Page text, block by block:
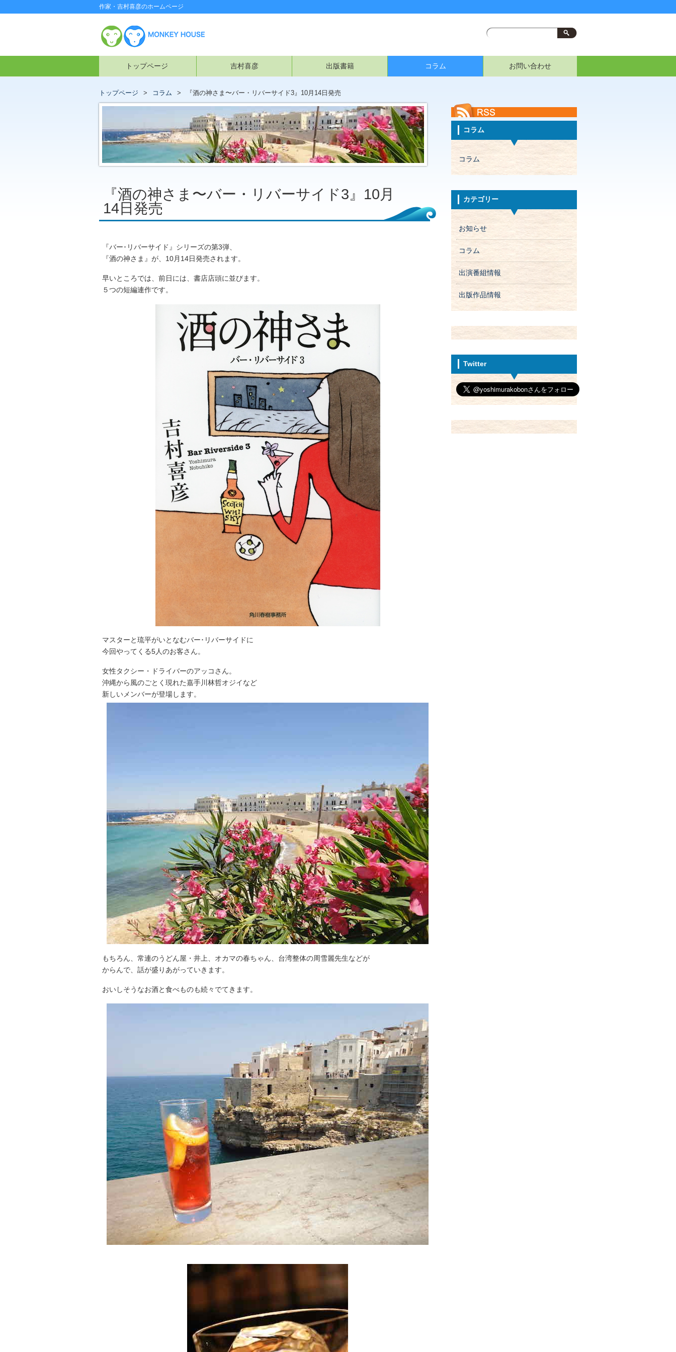
作家・吉村喜彦のホームページ
トップページ 吉村喜彦 出版書籍 コラム お問い合わせ
トップページ コラム 『酒の神さま〜バー・リバーサイド3』10月14日発売
『酒の神さま〜バー・リバーサイド3』10月
14日発売
『バー･リバーサイド』シリーズの第3弾、
『酒の神さま』が、10月14日発売されます。
早いところでは、前日には、書店店頭に並びます。
５つの短編連作です。
マスターと琉平がいとなむバー･リバーサイドに
今回やってくる5人のお客さん。
女性タクシー・ドライバーのアッコさん。
沖縄から風のごとく現れた嘉手川林哲オジイなど
新しいメンバーが登場します。
もちろん、常連のうどん屋・井上、オカマの春ちゃん、台湾整体の周雪麗先生などが
からんで、話が盛りあがっていきます。
おいしそうなお酒と食べものも続々でてきます。
コラム
コラム
カテゴリー
お知らせ
コラム
出演番組情報
出版作品情報
Twitter